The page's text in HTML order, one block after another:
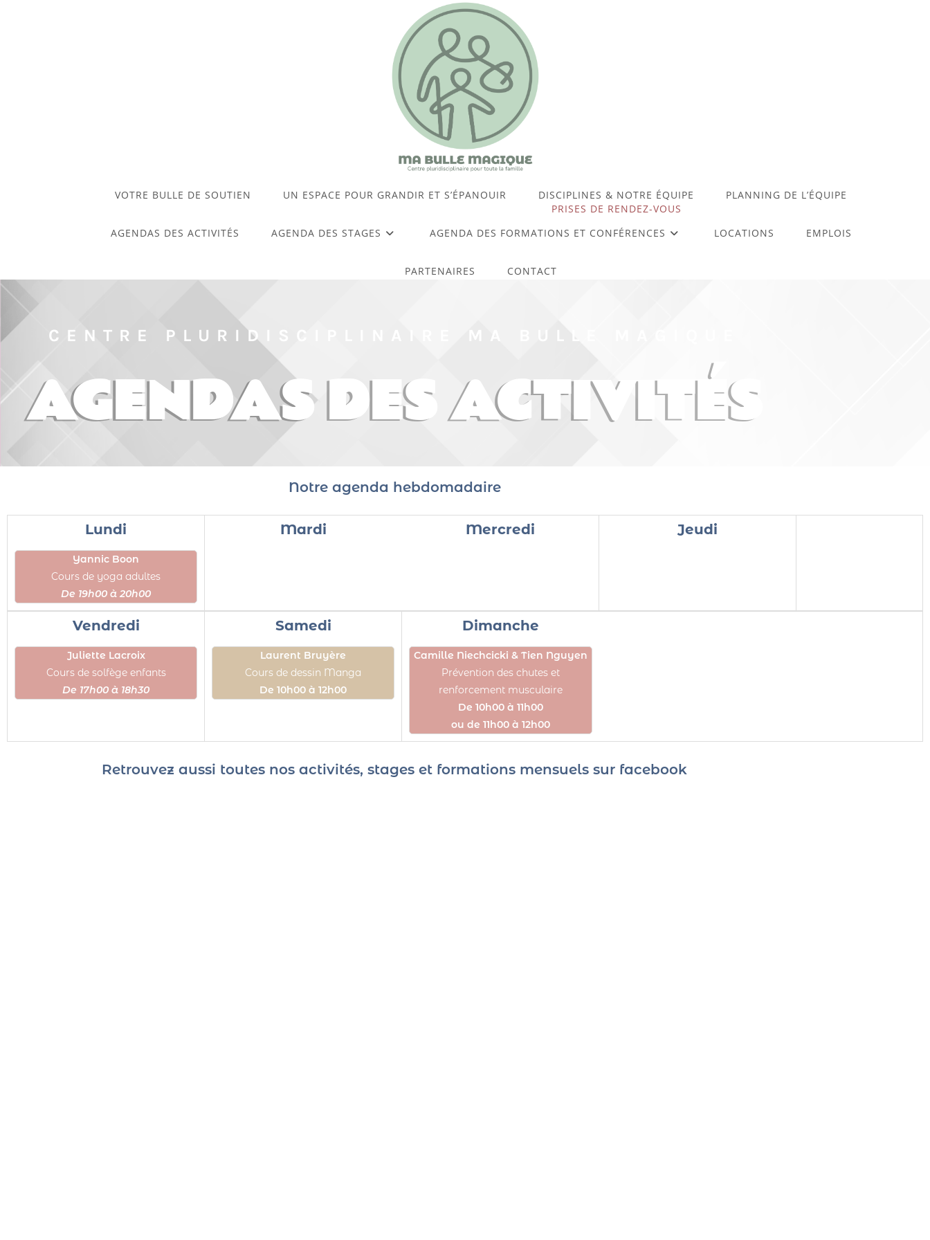
VOTRE BULLE DE SOUTIEN UN ESPACE POUR GRANDIR ET S’ÉPANOUIR
DISCIPLINES & NOTRE ÉQUIPE
PRISES DE RENDEZ-VOUS
PLANNING DE L’ÉQUIPE
AGENDAS DES ACTIVITÉS AGENDA DES STAGES AGENDA DES FORMATIONS ET CONFÉRENCES LOCATIONS EMPLOIS
PARTENAIRES CONTACT
CENTRE PLURIDISCIPLINAIRE MA BULLE MAGIQUE
AGENDAS DES ACTIVITÉS
Notre agenda hebdomadaire
Lundi
Yannic Boon
Cours de yoga adultes
De 19h00 à 20h00
Mardi Mercredi Jeudi
Vendredi
Juliette Lacroix
Cours de solfège enfants
De 17h00 à 18h30
Samedi
Laurent Bruyère
Cours de dessin Manga
De 10h00 à 12h00
Dimanche
Camille Niechcicki & Tien Nguyen
Prévention des chutes et
renforcement musculaire
De 10h00 à 11h00
ou de 11h00 à 12h00
Retrouvez aussi toutes nos activités, stages et formations mensuels sur facebook